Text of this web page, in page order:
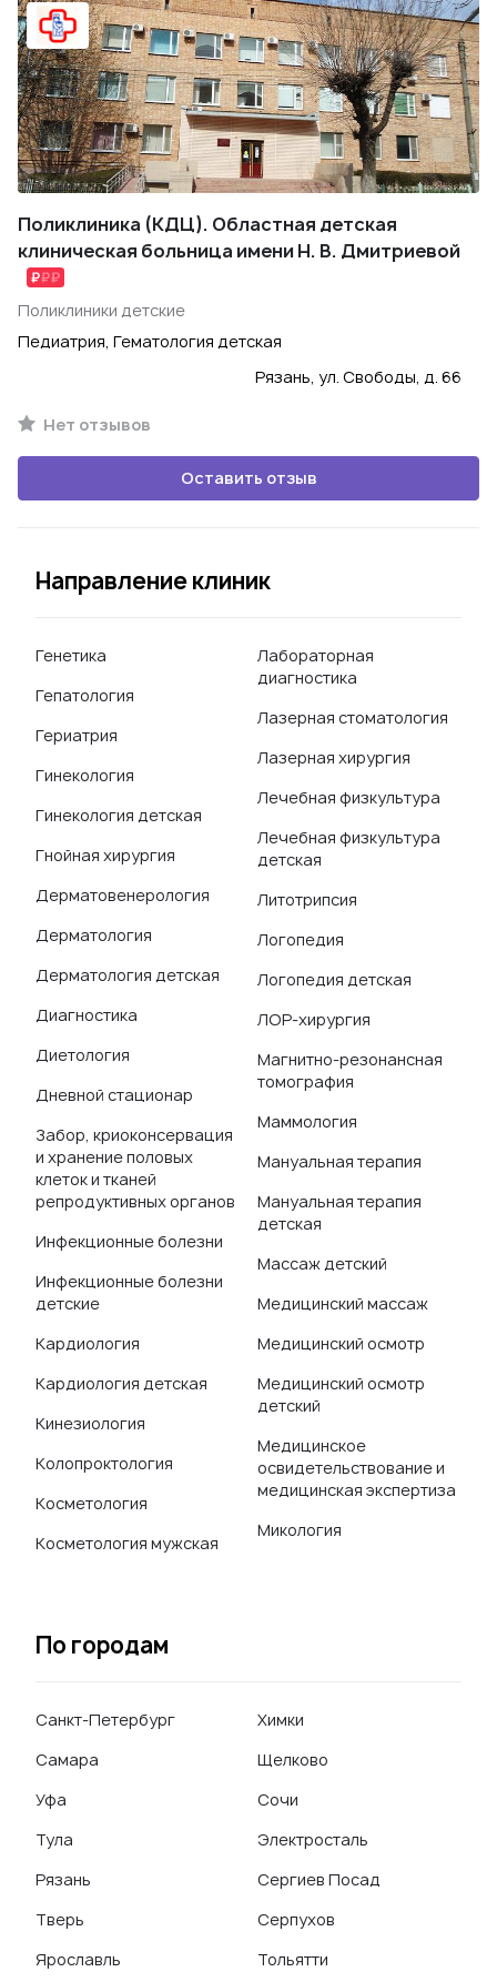
Поликлиника (КДЦ). Областная детская
клиническая больница имени Н. В. Дмитриевой
Поликлиники детские
Педиатрия, Гематология детская
Рязань, ул. Свободы, д. 66
Нет отзывов
Оставить отзыв
Направление клиник
Генетика
Гепатология
Гериатрия
Гинекология
Гинекология детская
Гнойная хирургия
Дерматовенерология
Дерматология
Дерматология детская
Диагностика
Диетология
Дневной стационар
Забор, криоконсервация
и хранение половых
клеток и тканей
репродуктивных органов
Инфекционные болезни
Инфекционные болезни
детские
Кардиология
Кардиология детская
Кинезиология
Колопроктология
Косметология
Косметология мужская
Лабораторная
диагностика
Лазерная стоматология
Лазерная хирургия
Лечебная физкультура
Лечебная физкультура
детская
Литотрипсия
Логопедия
Логопедия детская
ЛОР-хирургия
Магнитно-резонансная
томография
Маммология
Мануальная терапия
Мануальная терапия
детская
Массаж детский
Медицинский массаж
Медицинский осмотр
Медицинский осмотр
детский
Медицинское
освидетельствование и
медицинская экспертиза
Микология
По городам
Санкт-Петербург
Самара
Уфа
Тула
Рязань
Тверь
Ярославль
Химки
Щелково
Сочи
Электросталь
Сергиев Посад
Серпухов
Тольятти